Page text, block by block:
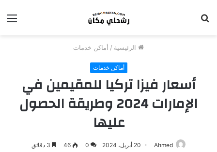
الرئيسية / أماكن خدمات
أماكن خدمات
أسعار فيزا تركيا للمقيمين في
الإمارات 2024 وطريقة الحصول
عليها
Ahmed 20 أبريل، 2024 0
46